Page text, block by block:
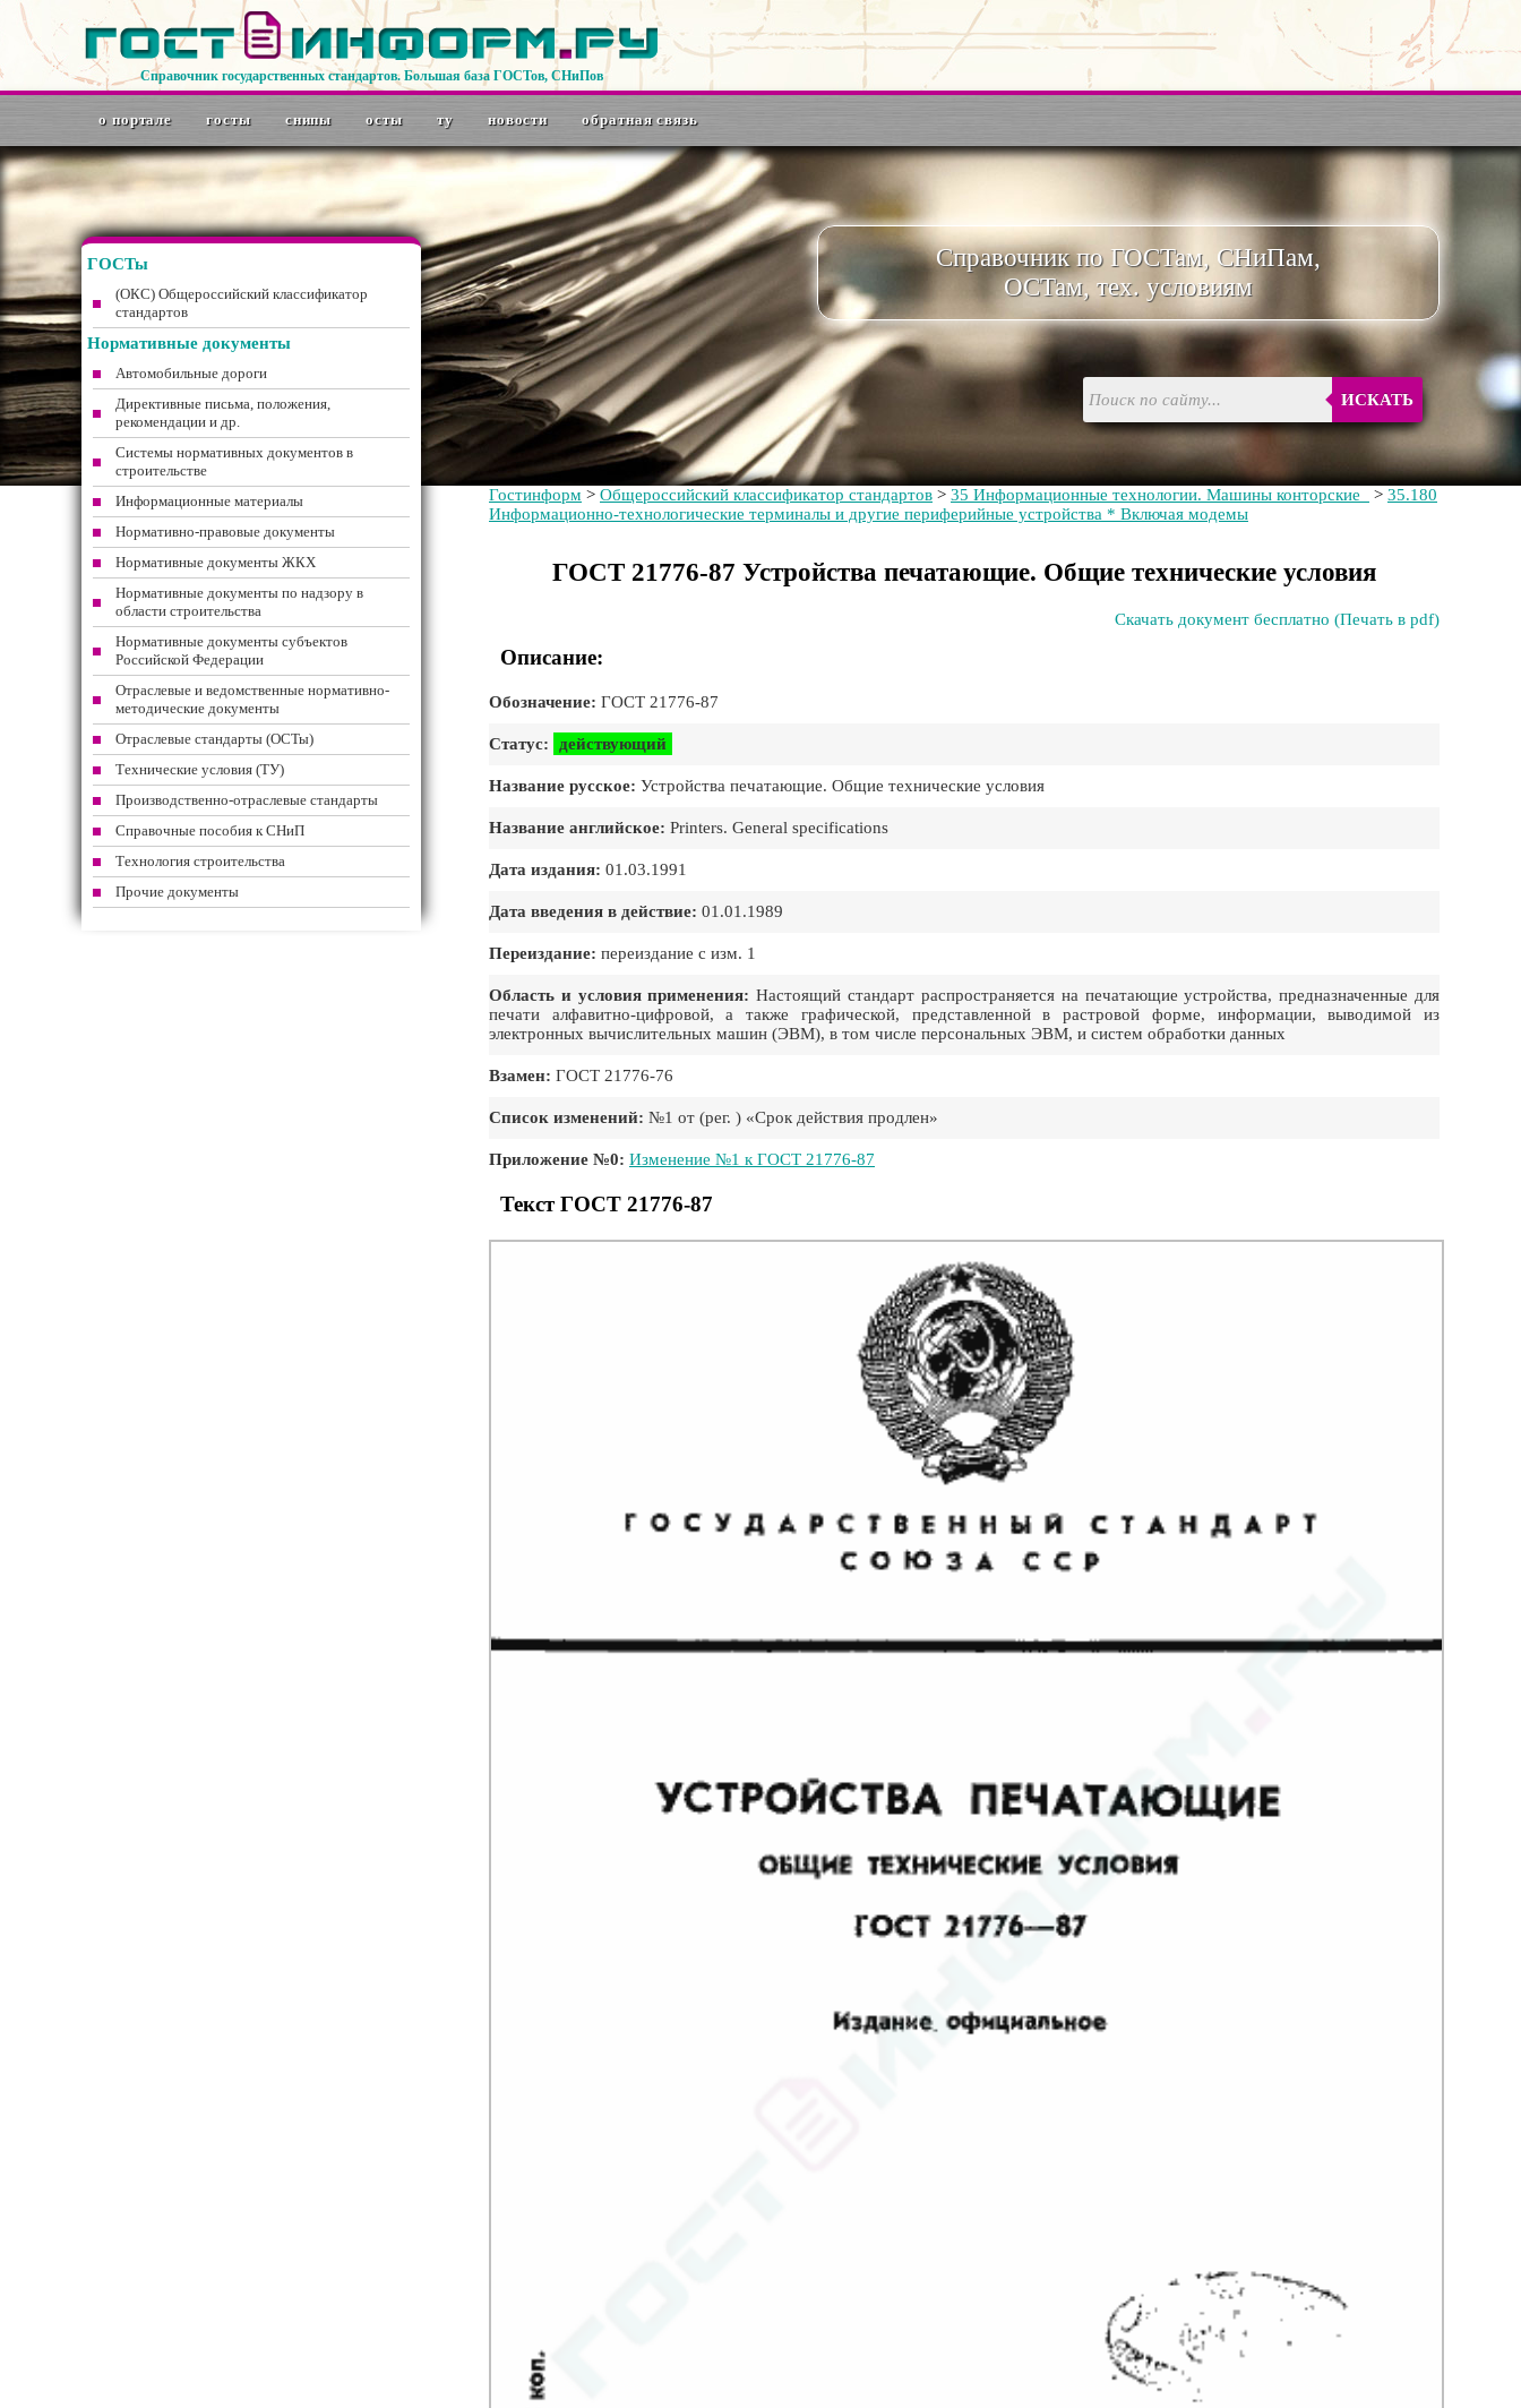
Справочник государственных стандартов. Большая база ГОСТов, СНиПов
о портале госты снипы осты ту новости обратная связь
Справочник по ГОСТам, СНиПам,
ОСТам, тех. условиям
ИСКАТЬ
Гостинформ > Общероссийский классификатор стандартов > 35 Информационные технологии. Машины конторские > 35.180
Информационно-технологические терминалы и другие периферийные устройства * Включая модемы
ГОСТ 21776-87 Устройства печатающие. Общие технические условия
Скачать документ бесплатно (Печать в pdf)
Описание:
Обозначение: ГОСТ 21776-87
Статус: действующий
Название русское: Устройства печатающие. Общие технические условия
Название английское: Printers. General specifications
Дата издания: 01.03.1991
Дата введения в действие: 01.01.1989
Переиздание: переиздание с изм. 1
Область и условия применения: Настоящий стандарт распространяется на печатающие устройства, предназначенные для
печати алфавитно-цифровой, а также графической, представленной в растровой форме, информации, выводимой из
электронных вычислительных машин (ЭВМ), в том числе персональных ЭВМ, и систем обработки данных
Взамен: ГОСТ 21776-76
Список изменений: №1 от (рег. ) «Срок действия продлен»
Приложение №0: Изменение №1 к ГОСТ 21776-87
Текст ГОСТ 21776-87
ГОСТы
(ОКС) Общероссийский классификатор
стандартов
Нормативные документы
Автомобильные дороги
Директивные письма, положения,
рекомендации и др.
Системы нормативных документов в
строительстве
Информационные материалы
Нормативно-правовые документы
Нормативные документы ЖКХ
Нормативные документы по надзору в
области строительства
Нормативные документы субъектов
Российской Федерации
Отраслевые и ведомственные нормативно-
методические документы
Отраслевые стандарты (ОСТы)
Технические условия (ТУ)
Производственно-отраслевые стандарты
Справочные пособия к СНиП
Технология строительства
Прочие документы